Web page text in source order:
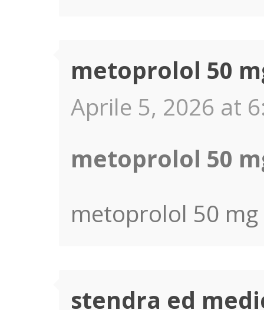
metoprolol 50
Aprile 5, 2026 at
metoprolol 50
metoprolol 50
stendra ed